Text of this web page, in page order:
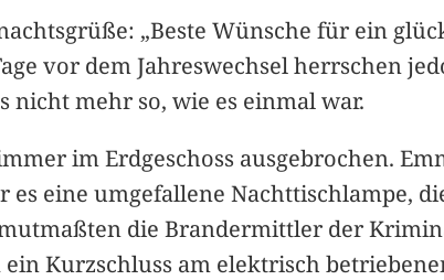
„Beste Wünsche für ein
vor dem Jahreswechsel herrschen
mehr so, wie es einmal war.
im Erdgeschoss ausgebrochen.
eine umgefallene Nachttischlampe,
die Brandermittler der
Kurzschluss am elektrisch